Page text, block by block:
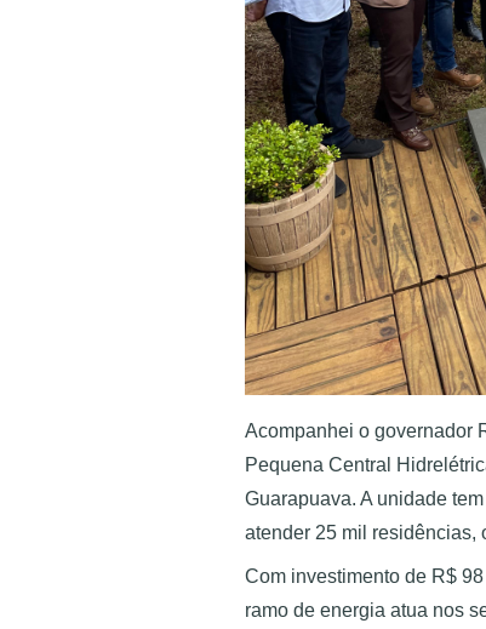
Acompanhei o governador
Pequena Central
Guarapuava. A unidade
atender 25 mil residências,
Com investimento de R$
ramo de energia atua nos